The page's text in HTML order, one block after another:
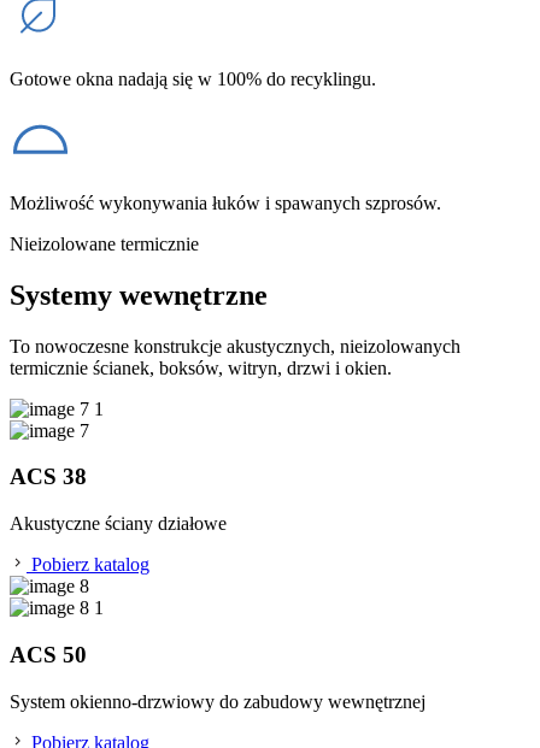
Gotowe okna nadają się w 100% do recyklingu.
Możliwość wykonywania łuków i spawanych szprosów.
Nieizolowane termicznie
Systemy wewnętrzne
To nowoczesne konstrukcje akustycznych, nieizolowanych
termicznie ścianek, boksów, witryn, drzwi i okien.
ACS 38
Akustyczne ściany działowe
Pobierz katalog
ACS 50
System okienno-drzwiowy do zabudowy wewnętrznej
Pobierz katalog